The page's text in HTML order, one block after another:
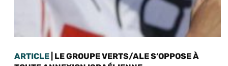
ARTICLE | LE GROUPE VERTS/ALE S’OPPOSE À